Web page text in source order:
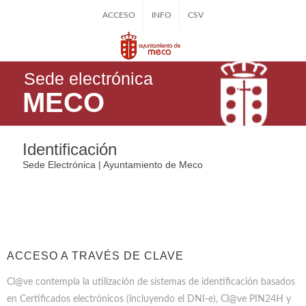
ACCESO INFO CSV
Sede electrónica
MECO
Identificación
Sede Electrónica | Ayuntamiento de Meco
ACCESO A TRAVÉS DE CLAVE
Cl@ve contempla la utilización de sistemas de identificación basados
en Certificados electrónicos (incluyendo el DNI-e), Cl@ve PIN24H y